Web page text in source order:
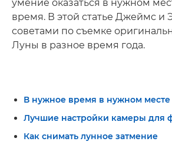
умение оказаться в нужном
время. В этой статье Джеймс и
советами по съемке
Луны в разное время года.
В нужное время в нужном месте
Лучшие настройки камеры для
Как снимать лунное затмение